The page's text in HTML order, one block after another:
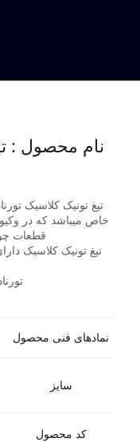
خاص میباشد که در
قطعات
تیغ تونیک کلاسیک
نمادهای فنی محصول
سایز
کد محصول